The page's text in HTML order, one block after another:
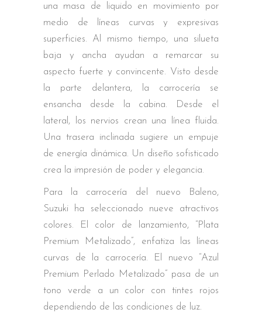
una masa de liquido en movimiento por
medio de líneas curvas y expresivas
superficies. Al mismo tiempo, una silueta
baja y ancha ayudan a remarcar su
aspecto fuerte y convincente. Visto desde
la parte delantera, la carrocería se
ensancha desde la cabina. Desde el
lateral, los nervios crean una línea fluida.
Una trasera inclinada sugiere un empuje
de energía dinámica. Un diseño sofisticado
crea la impresión de poder y elegancia.
Para la carrocería del nuevo Baleno,
Suzuki ha seleccionado nueve atractivos
colores. El color de lanzamiento, “Plata
Premium Metalizado”, enfatiza las líneas
curvas de la carrocería. El nuevo “Azul
Premium Perlado Metalizado” pasa de un
tono verde a un color con tintes rojos
dependiendo de las condiciones de luz.